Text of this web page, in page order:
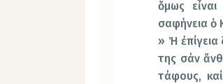
ὅμως
σαφήνεια ὁ
» Ἡ
της σάν
τάφους,